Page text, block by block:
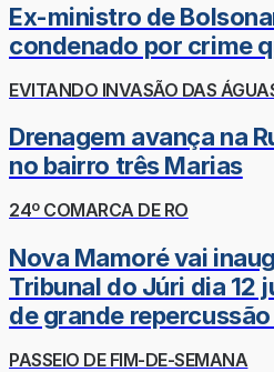
Ex-ministro de
condenado por crime
EVITANDO INVASÃO DAS
Drenagem avança na
no bairro três Marias
24º COMARCA DE RO
Nova Mamoré vai
Tribunal do Júri dia 12
de grande
PASSEIO DE FIM-DE-SEMANA